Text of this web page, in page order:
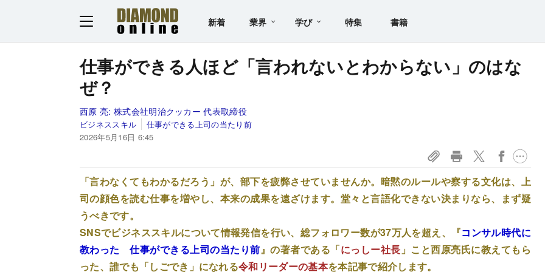
新着 業界 学び 特集 書籍
仕事ができる人ほど「言われないとわからない」のはな
ぜ？
西原 亮: 株式会社明治クッカー 代表取締役
ビジネススキル
仕事ができる上司の当たり前
2026年5月16日 6:45
「言わなくてもわかるだろう」が、部下を疲弊させていませんか。暗黙のルールや察する文化は、上
司の顔色を読む仕事を増やし、本来の成果を遠ざけます。堂々と言語化できない決まりなら、まず疑
うべきです。
SNSでビジネススキルについて情報発信を行い、総フォロワー数が37万人を超え、『コンサル時代に
教わった 仕事ができる上司の当たり前 』の著者である「にっしー社長 」こと西原亮氏に教えてもら
った、誰でも「しごでき」になれる令和リーダーの基本を本記事で紹介します。